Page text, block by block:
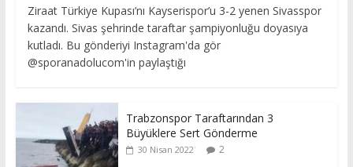
Ziraat Türkiye Kupası’nı Kayserispor’u 3-2 yenen Sivasspor
kazandı. Sivas şehrinde taraftar şampiyonluğu doyasıya
kutladı. Bu gönderiyi Instagram'da gör
@sporanadolucom'in paylaştığı
Trabzonspor Taraftarından 3
Büyüklere Sert Gönderme
30 Nisan 2022 2